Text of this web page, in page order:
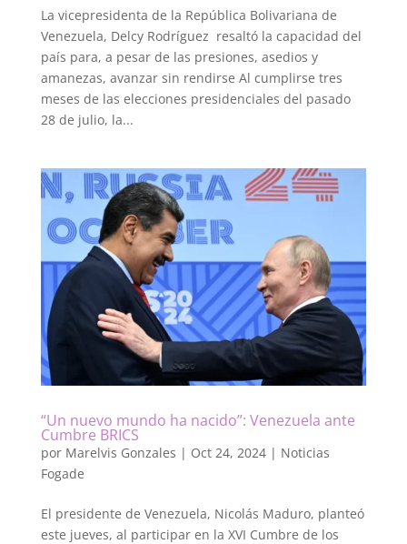
La vicepresidenta de la República Bolivariana de
Venezuela, Delcy Rodríguez resaltó la capacidad del
país para, a pesar de las presiones, asedios y
amanezas, avanzar sin rendirse Al cumplirse tres
meses de las elecciones presidenciales del pasado
28 de julio, la...
“Un nuevo mundo ha nacido”: Venezuela ante
Cumbre BRICS
por Marelvis Gonzales | Oct 24, 2024| Noticias
Fogade
El presidente de Venezuela, Nicolás Maduro, planteó
este jueves, al participar en la XVI Cumbre de los